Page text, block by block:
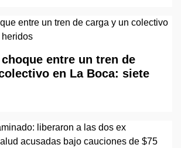
entre un tren de
en La Boca: siete